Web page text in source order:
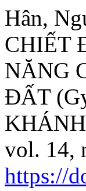
Hân,
CHIẾT
NĂNG
ĐẤT
vol. 14,
https://